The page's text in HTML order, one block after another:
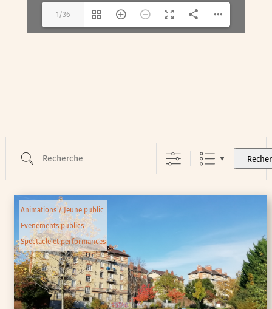
1/36
Animations / Jeune public
Evenements publics
Spectacle et performances